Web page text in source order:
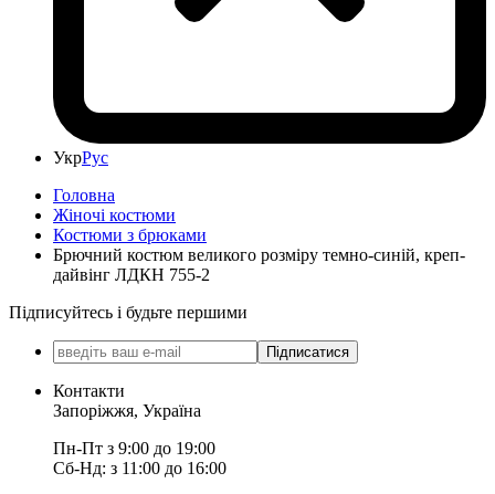
УкрРус
Головна
Жіночі костюми
Костюми з брюками
Брючний костюм великого розміру темно-синій, креп-
дайвінг ЛДКН 755-2
Підписуйтесь і будьте першими
Підписатися
Контакти
Запоріжжя, Україна
Пн-Пт з 9:00 до 19:00
Сб-Нд: з 11:00 до 16:00